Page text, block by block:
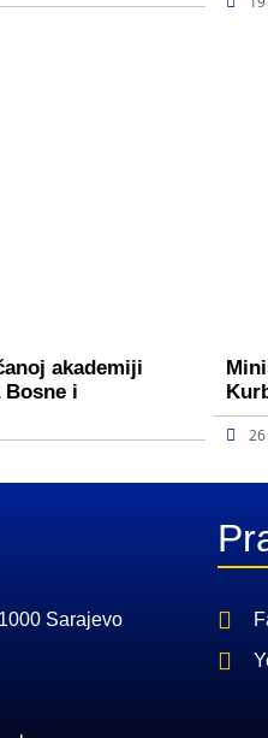
akademiji
Bosne i
Sarajevo